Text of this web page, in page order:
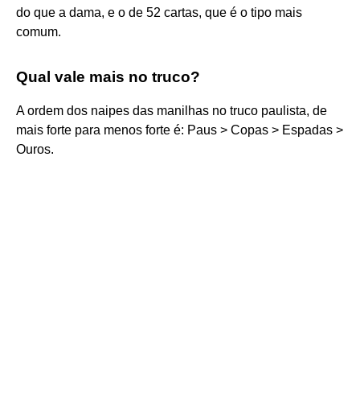
do que a dama, e o de 52 cartas, que é o tipo mais
comum.
Qual vale mais no truco?
A ordem dos naipes das manilhas no truco paulista, de
mais forte para menos forte é: Paus > Copas > Espadas >
Ouros.